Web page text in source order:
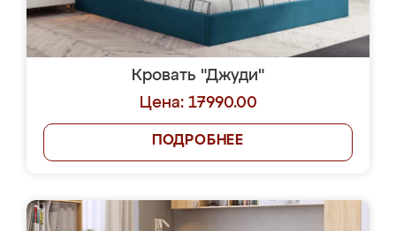
Кровать "Джуди"
Цена: 17990.00
ПОДРОБНЕЕ